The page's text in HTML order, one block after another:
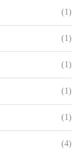
(1)
(1)
(1)
(1)
(1)
(4)